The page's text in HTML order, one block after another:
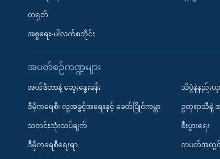
တရုတ်
အစ္စရေး-ပါလက်စတိုင်း
အပတ်စဉ်ကဏ္ဍများ
အယ်ဒီတာနဲ့ ဆွေးနွေးခန်း
ဒီမိုကရေစီ၊ လူ့အခွင့်အရေးနှင့် ခေတ်ပြိုင်ကမ္ဘာ
သတင်းသုံးသပ်ချက်
ဒီမိုကရေစီရေးရာ
သိပ္ပံနဲ့နည်းပ
ဥတုရာသီနဲ့
စီးပွားရေး
တပတ်အတွင်း